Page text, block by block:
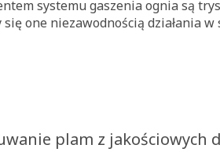
systemu gaszenia ognia są
one niezawodnością działania w
plam z jakościowych